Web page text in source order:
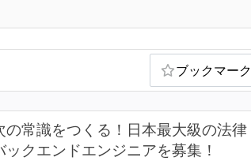
ブックマーク
の常識をつくる！日本最大級の法律
クエンドエンジニアを募集！